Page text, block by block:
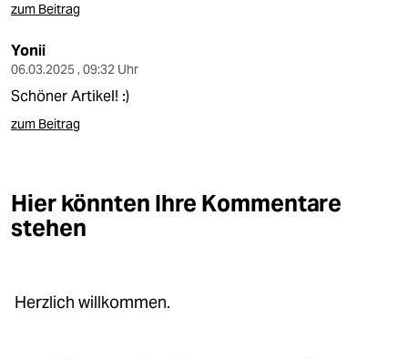
zum Beitrag
Yonii
06.03.2025 , 09:32 Uhr
Schöner Artikel! :)
zum Beitrag
Hier könnten Ihre Kommentare
stehen
Herzlich willkommen.